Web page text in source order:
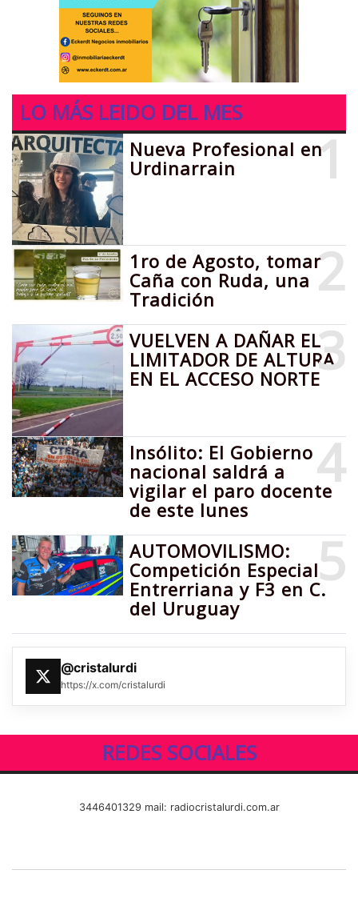
LO MÁS LEIDO DEL MES
1
Nueva Profesional en
Urdinarrain
2
1ro de Agosto, tomar
Caña con Ruda, una
Tradición
3
VUELVEN A DAÑAR EL
LIMITADOR DE ALTURA
EN EL ACCESO NORTE
4
Insólito: El Gobierno
nacional saldrá a
vigilar el paro docente
de este lunes
5
AUTOMOVILISMO:
Competición Especial
Entrerriana y F3 en C.
del Uruguay
@cristalurdi
https://x.com/cristalurdi
REDES SOCIALES
3446401329 mail: radiocristalurdi.com.ar